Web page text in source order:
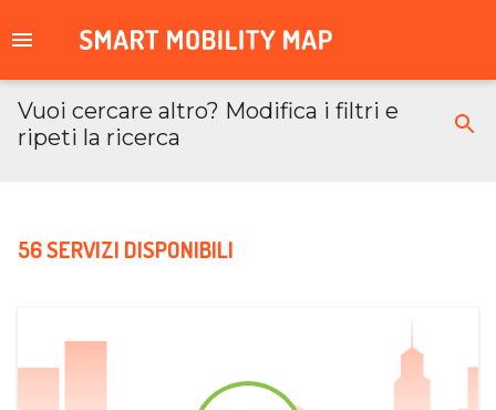
Vuoi cercare altro? Modifica i filtri e
ripeti la ricerca
56 SERVIZI DISPONIBILI